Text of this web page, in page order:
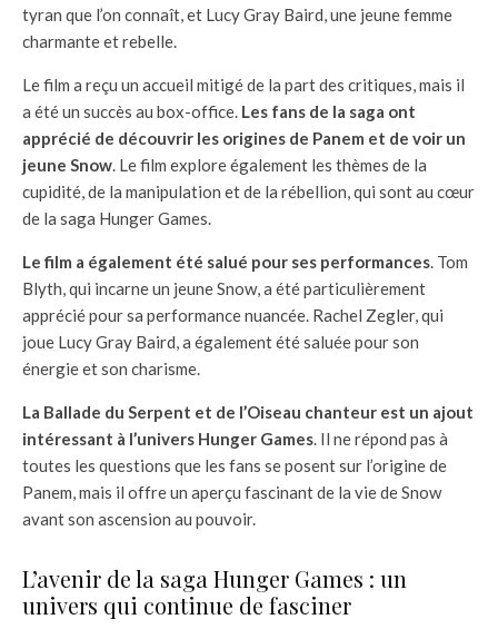
tyran que l’on connaît, et Lucy Gray Baird, une jeune femme
charmante et rebelle.
Le film a reçu un accueil mitigé de la part des critiques, mais il
a été un succès au box-office. Les fans de la saga ont
apprécié de découvrir les origines de Panem et de voir un
jeune Snow. Le film explore également les thèmes de la
cupidité, de la manipulation et de la rébellion, qui sont au cœur
de la saga Hunger Games.
Le film a également été salué pour ses performances. Tom
Blyth, qui incarne un jeune Snow, a été particulièrement
apprécié pour sa performance nuancée. Rachel Zegler, qui
joue Lucy Gray Baird, a également été saluée pour son
énergie et son charisme.
La Ballade du Serpent et de l’Oiseau chanteur est un ajout
intéressant à l’univers Hunger Games. Il ne répond pas à
toutes les questions que les fans se posent sur l’origine de
Panem, mais il offre un aperçu fascinant de la vie de Snow
avant son ascension au pouvoir.
L’avenir de la saga Hunger Games : un
univers qui continue de fasciner